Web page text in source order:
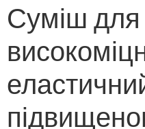
Суміш для